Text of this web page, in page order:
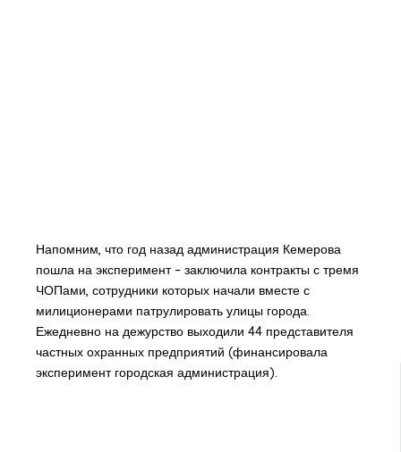
Напомним, что год назад администрация Кемерова
пошла на эксперимент – заключила контракты с тремя
ЧОПами, сотрудники которых начали вместе с
милиционерами патрулировать улицы города.
Ежедневно на дежурство выходили 44 представителя
частных охранных предприятий (финансировала
эксперимент городская администрация).